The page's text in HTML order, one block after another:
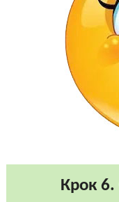
Крок 6.